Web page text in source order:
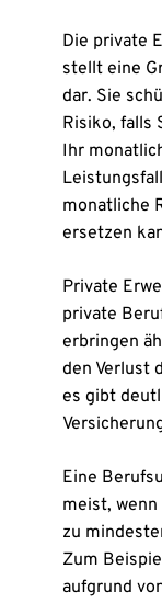
Die private
stellt eine
dar. Sie
Risiko, falls
Ihr
monatliche
ersetzen
Private
private
erbringen
den Verlust
es gibt
Eine
meist,
zu
Zum
aufgrund